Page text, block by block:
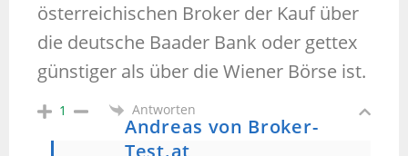
österreichischen Broker der Kauf über
die deutsche Baader Bank oder gettex
günstiger als über die Wiener Börse ist.
1 Antworten
Andreas von Broker-